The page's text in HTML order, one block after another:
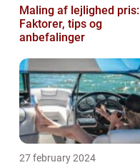
Maling af lejlighed pris:
Faktorer, tips og
anbefalinger
27 february 2024